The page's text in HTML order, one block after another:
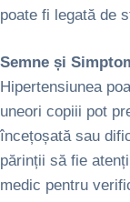
poate fi legată de
Semne și
Hipertensiunea
uneori copiii pot
încețoșată sau
părinții să fie
medic pentru